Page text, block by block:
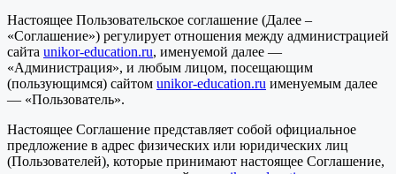
Настоящее Пользовательское соглашение (Далее –
«Соглашение») регулирует отношения между администрацией
сайта unikor-education.ru, именуемой далее —
«Администрация», и любым лицом, посещающим
(пользующимся) сайтом unikor-education.ru именуемым далее
— «Пользователь».
Настоящее Соглашение представляет собой официальное
предложение в адрес физических или юридических лиц
(Пользователей), которые принимают настоящее Соглашение,